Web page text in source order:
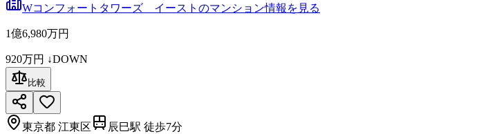
Wコンフォートタワーズ イースト のマンション情報を見る
1億6,980万円
920万円 ↓DOWN
比較
東京都 江東区
辰巳駅 徒歩7分